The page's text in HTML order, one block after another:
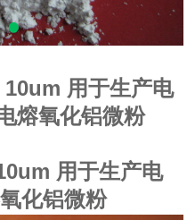
用于生产电
熔氧化铝微粉
用于生产电
化铝微粉